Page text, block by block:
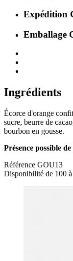
Expédition
Emballage
Ingrédients
Écorce d'orange
sucre, beurre de
bourbon en gousse.
Présence possible
Référence GOU13
Disponibilité de 100